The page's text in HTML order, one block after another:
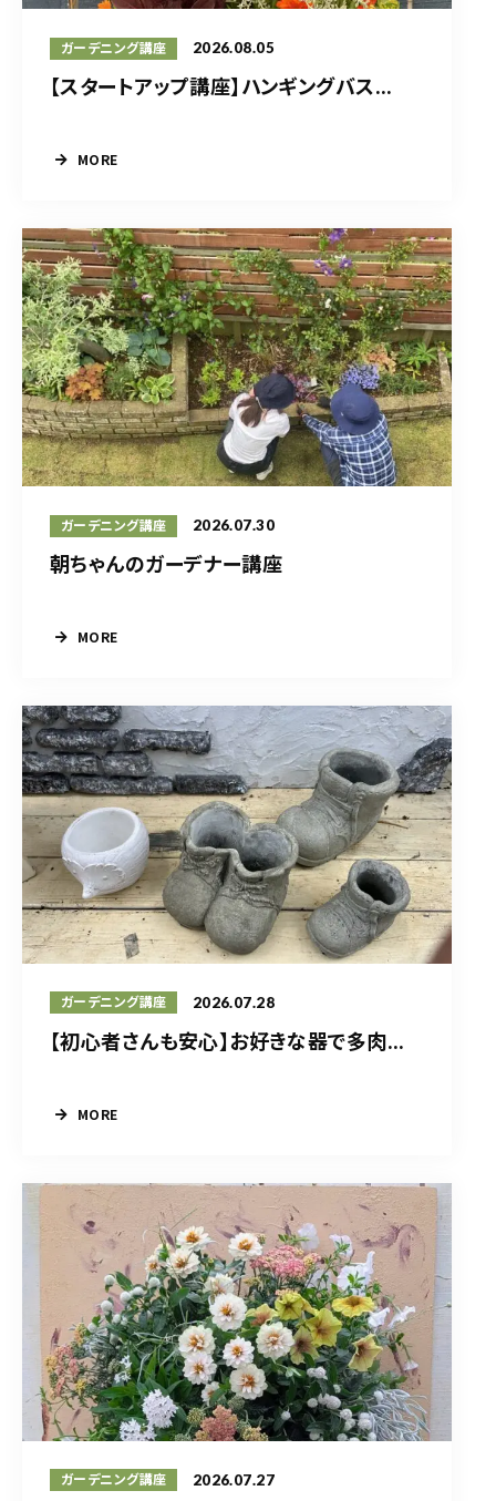
ガーデニング講座 2026.08.05
【スタートアップ講座】ハンギングバス...
MORE
ガーデニング講座 2026.07.30
朝ちゃんのガーデナー講座
MORE
ガーデニング講座 2026.07.28
【初心者さんも安心】お好きな器で多肉...
MORE
ガーデニング講座 2026.07.27